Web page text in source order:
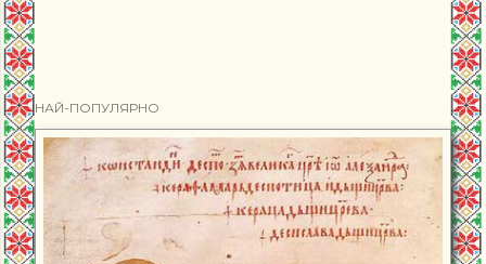
НАЙ-ПОПУЛЯРНО